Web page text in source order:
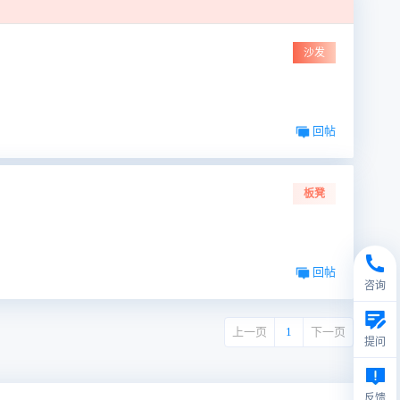
沙发
回帖
板凳
回帖
上一页 1 下一页
咨询
提问